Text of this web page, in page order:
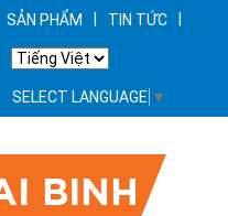
SẢN PHẨM TIN TỨC
SELECT LANGUAGE ▼